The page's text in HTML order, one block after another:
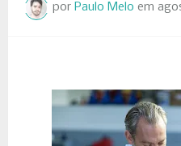
por Paulo Melo em